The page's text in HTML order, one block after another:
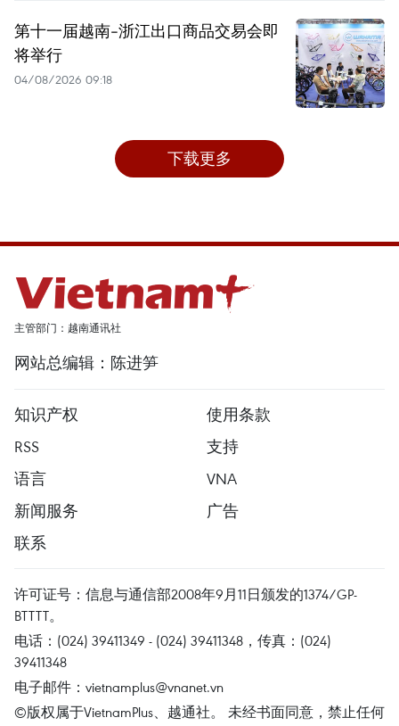
第十一届越南-浙江出口商品交易会即
将举行
04/08/2026 09:18
下载更多
主管部门：越南通讯社
网站总编辑：陈进笋
知识产权
使用条款
RSS
支持
语言
VNA
新闻服务
广告
联系
许可证号：信息与通信部2008年9月11日颁发的1374/GP-
BTTTT。
电话：(024) 39411349 - (024) 39411348，传真：(024)
39411348
电子邮件： vietnamplus@vnanet.vn
©版权属于VietnamPlus、越通社。 未经书面同意，禁止任何